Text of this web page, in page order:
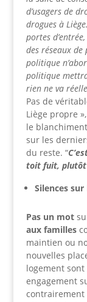
d’usagers de
drogues à
portes
des réseaux
politique
politique
rien ne va
Pas de
Liège propre
le
sur les
du reste. “
toit fuit, plutôt
Silences
Pas un mot
aux familles
maintien ou
nouvelles
logement
engagement
contrairement